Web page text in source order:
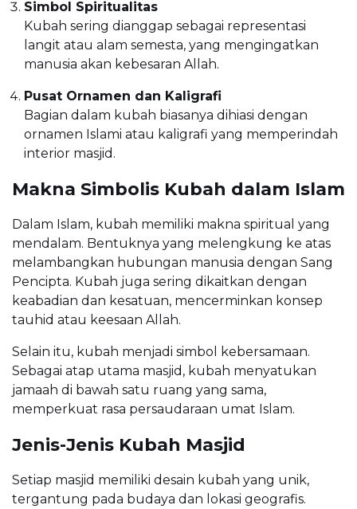
Simbol Spiritualitas
Kubah sering dianggap sebagai representasi
langit atau alam semesta, yang mengingatkan
manusia akan kebesaran Allah.
Pusat Ornamen dan Kaligrafi
Bagian dalam kubah biasanya dihiasi dengan
ornamen Islami atau kaligrafi yang memperindah
interior masjid.
Makna Simbolis Kubah dalam Islam
Dalam Islam, kubah memiliki makna spiritual yang
mendalam. Bentuknya yang melengkung ke atas
melambangkan hubungan manusia dengan Sang
Pencipta. Kubah juga sering dikaitkan dengan
keabadian dan kesatuan, mencerminkan konsep
tauhid atau keesaan Allah.
Selain itu, kubah menjadi simbol kebersamaan.
Sebagai atap utama masjid, kubah menyatukan
jamaah di bawah satu ruang yang sama,
memperkuat rasa persaudaraan umat Islam.
Jenis-Jenis Kubah Masjid
Setiap masjid memiliki desain kubah yang unik,
tergantung pada budaya dan lokasi geografis.